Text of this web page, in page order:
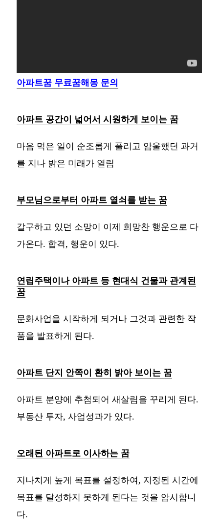
아파트꿈 무료꿈해몽 문의
아파트 공간이 넓어서 시원하게 보이는 꿈
마음 먹은 일이 순조롭게 풀리고 암울했던 과거
를 지나 밝은 미래가 열림
부모님으로부터 아파트 열쇠를 받는 꿈
갈구하고 있던 소망이 이제 희망찬 행운으로 다
가온다. 합격, 행운이 있다.
연립주택이나 아파트 등 현대식 건물과 관계된
꿈
문화사업을 시작하게 되거나 그것과 관련한 작
품을 발표하게 된다.
아파트 단지 안쪽이 환히 밝아 보이는 꿈
아파트 분양에 추첨되어 새살림을 꾸리게 된다.
부동산 투자, 사업성과가 있다.
오래된 아파트로 이사하는 꿈
지나치게 높게 목표를 설정하여, 지정된 시간에
목표를 달성하지 못하게 된다는 것을 암시합니
다.